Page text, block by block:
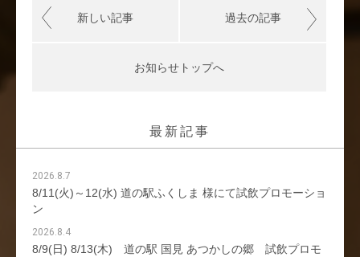
新しい記事
お知らせトップへ
過去の記事
最新記事
2026.8.7
8/11(火)～12(水) 道の駅ふくしま 様にて試飲プロモーショ
ン
2026.8.4
8/9(日) 8/13(木) 道の駅 国見 あつかしの郷 試飲プロモ